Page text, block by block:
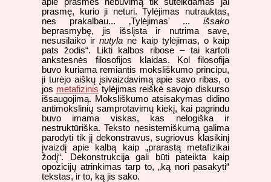
prasmę, kurio ji neturi. Tylėjimas nutrauktas,
nes prakalbau... ‚Tylėjimas' ... išsako
beprasmybę, jis išslįsta ir nutrima save,
nesusilaiko irnutyla ne kaip tylėjimas, o kaip
pats žodis“. Likti kalbos ribose – tai kartoti
ankstesnės filosofijos klaidas. Kol filosofija
buvo kuriama remiantis moksliškumo principu,
ji turėjo aiškų įsivaizdavimą apie savo ribas, o
jos metafizinis tylėjimas reiškė savojo diskurso
išsaugojimą. Moksliškumo atsisakymas didino
antimokslinių samprotavimų kiekį, kai pagrindu
buvo imama viskas, kas nelogiška ir
nestruktūriška. Teksto nesistemiškumą galima
parodyti tik jį dekonstravus, sugriovus klasikinį
įvaizdį apie kalbą kaip „prarastą metafizikai
žodį“. Dekonstrukcija gali būti pateikta kaip
opozicijų atrinkimas tarp to, „ką nori pasakyti“
tekstas, ir to, ką jis sako.